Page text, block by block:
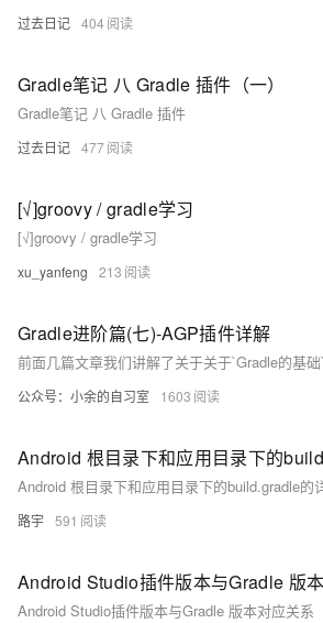
过去日记 404
Gradle笔记 八 Gradle 插件（一）
Gradle笔记 八 Gradle 插件
过去日记 477
[√]groovy / gradle学习
[√]groovy / gradle学习
xu_yanfeng 213
Gradle进阶篇(七)-AGP插件详解
公众号：小余的自习室 1603
路宇 591
Android Studio插件版本与Gradle 版本对应关系